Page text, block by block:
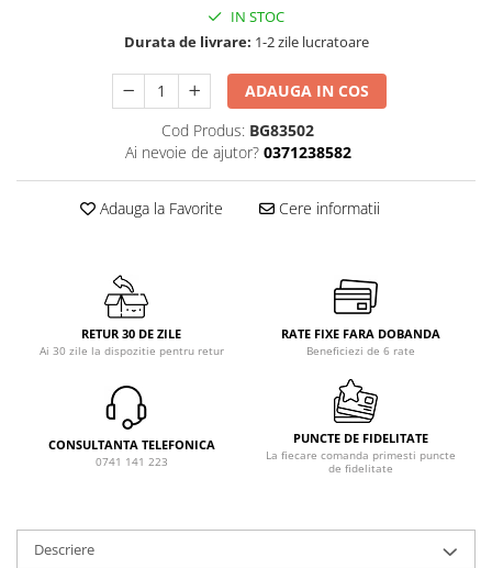
IN STOC
Durata de livrare: 1-2 zile lucratoare
ADAUGA IN COS
Cod Produs: BG83502
Ai nevoie de ajutor? 0371238582
Adauga la Favorite Cere informatii
RETUR 30 DE ZILE
Ai 30 zile la dispozitie pentru retur
RATE FIXE FARA DOBANDA
Beneficiezi de 6 rate
CONSULTANTA TELEFONICA
0741 141 223
PUNCTE DE FIDELITATE
La fiecare comanda primesti puncte
de fidelitate
Descriere